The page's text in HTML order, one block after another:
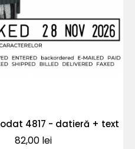
4817 - datieră + text
Pret
82,00 lei